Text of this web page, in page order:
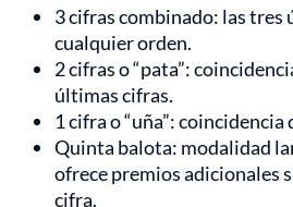
3 cifras combinado: las tres
cualquier orden.
2 cifras o “pata”:
últimas cifras.
1 cifra o “uña”:
Quinta balota: modalidad
ofrece premios adicionales
cifra.